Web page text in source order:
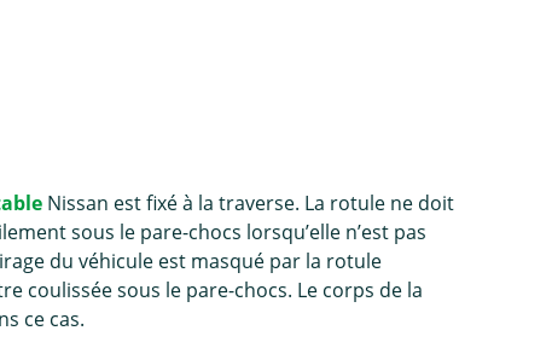
Nissan est fixé à la traverse. La rotule ne doit
sous le pare-chocs lorsqu’elle n’est pas
du véhicule est masqué par la rotule
coulissée sous le pare-chocs. Le corps de la
ce cas.